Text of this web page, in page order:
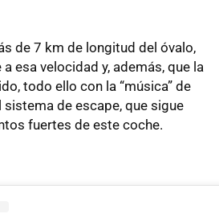
de 7 km de longitud del óvalo,
esa velocidad y, además, que la
todo ello con la “música” de
de escape, que sigue
fuertes de este coche.